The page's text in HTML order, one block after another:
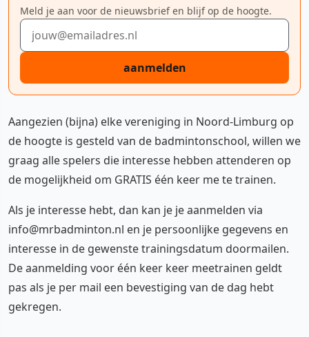
Meld je aan voor de nieuwsbrief en blijf op de hoogte.
E-mailadres
aanmelden
Aangezien (bijna) elke vereniging in Noord-Limburg op
de hoogte is gesteld van de badmintonschool, willen we
graag alle spelers die interesse hebben attenderen op
de mogelijkheid om GRATIS één keer me te trainen.
Als je interesse hebt, dan kan je je aanmelden via
info@mrbadminton.nl en je persoonlijke gegevens en
interesse in de gewenste trainingsdatum doormailen.
De aanmelding voor één keer keer meetrainen geldt
pas als je per mail een bevestiging van de dag hebt
gekregen.